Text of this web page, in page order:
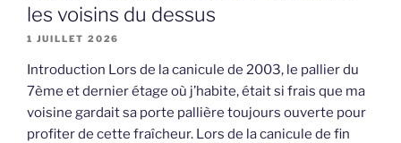
les voisins du dessus
1 JUILLET 2026
Introduction Lors de la canicule de 2003, le pallier du
7ème et dernier étage où j’habite, était si frais que ma
voisine gardait sa porte pallière toujours ouverte pour
profiter de cette fraîcheur. Lors de la canicule de fin